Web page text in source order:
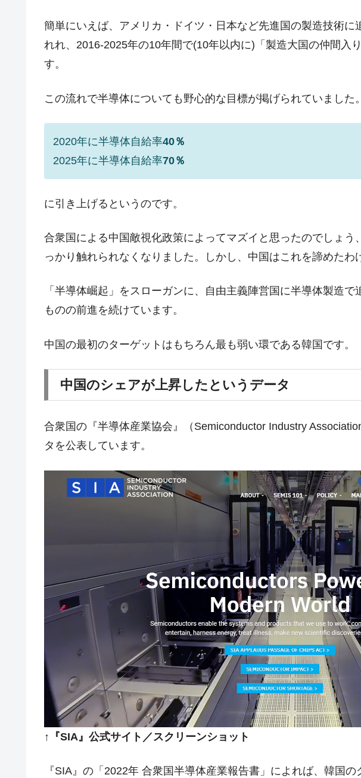
『Money1』 韓国ボンクラ政策室長･金容範、株価暴落に他人事のような発
『Money1』 韓国半導体『SKハイニックス』2026年2Qの業績「史上最高
『Money1』
【速報】韓国株式市場の暴落・本日07月29日(水)もサイドカー
『Money1』 韓国「株式市場が賭博場のように変質したのは政界の責任だ」
『Money1』 韓国「2026年1Q 資金循環統計」面白い結果に。
『Money1』 韓国化学企業最大手『ロッテケミカル』純借入金が約8兆。信
Fact1 夏の甲子園、優勝校を最も多く輩出している都道府県とは？
Fact1 今話題の「楽天ライオンズ」とは？
Fact1 奇跡の毛色「白毛馬」とは？
Fact1 全て勝つといくら？ 競馬GI競走で勝利騎手がもらえる賞金とは？
Fact1 発表から2日で大崩壊、鳴かず飛ばずに終わりそうなスーパーリーグ
簡単にいえば、アメリカ・ドイツ・日本など先進国の製造技術に
れれ、2016-2025年の10年間で(10年以内に)「製造大国の仲間入
す。
この流れで半導体についても野心的な目標が掲げられていました。
2020年に半導体自給率40％
2025年に半導体自給率70％
に引き上げるというのです。
合衆国による中国敵視化政策によってマズイと思ったのでしょう
っかり触れられなくなりました。しかし、中国はこれを諦めたわ
「半導体崛起」をスローガンに、自由主義陣営国に半導体製造
ものの前進を続けています。
中国の最初のターゲットはもちろん最も弱い環である韓国です。
中国のシェアが上昇したというデータ
合衆国の『半導体産業協会』（Semiconductor Industry
タを公表しています。
↑『SIA』公式サイト／スクリーンショット
『SIA』の「2022年 合衆国半導体産業報告書」によれば、韓国